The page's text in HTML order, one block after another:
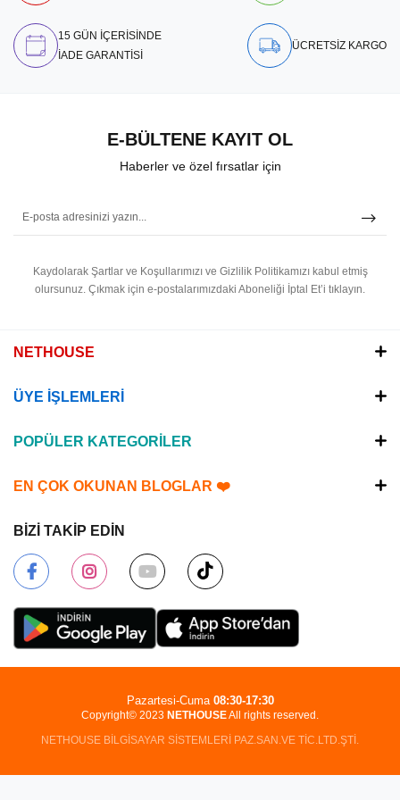
15 GÜN İÇERİSİNDE
İADE GARANTİSİ
ÜCRETSİZ KARGO
E-BÜLTENE KAYIT OL
Haberler ve özel fırsatlar için
Kaydolarak Şartlar ve Koşullarımızı ve Gizlilik Politikamızı kabul etmiş
olursunuz. Çıkmak için e-postalarımızdaki Aboneliği İptal Et’i tıklayın.
NETHOUSE
ÜYE İŞLEMLERİ
POPÜLER KATEGORİLER
EN ÇOK OKUNAN BLOGLAR ❤️
BİZİ TAKİP EDİN
Copyright© 2023 NETHOUSEAll rights reserved.
NETHOUSE BİLGİSAYAR SİSTEMLERİ PAZ.SAN.VE TİC.LTD.ŞTİ.
Pazartesi-Cuma 08:30-17:30